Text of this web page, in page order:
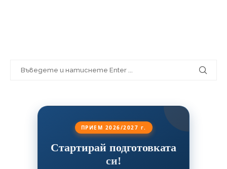
ПРИЕМ 2026/2027 г.
Стартирай подготовката
си!